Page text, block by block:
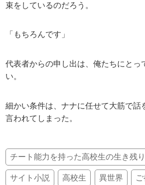
束をしているのだろう。
「もちろんです」
代表者からの申し出は、俺たちにとっ
い。
細かい条件は、ナナに任せて大筋で話
言われてしまった。
チート能力を持った高校生の生き残
サイト小説 高校生 異世界